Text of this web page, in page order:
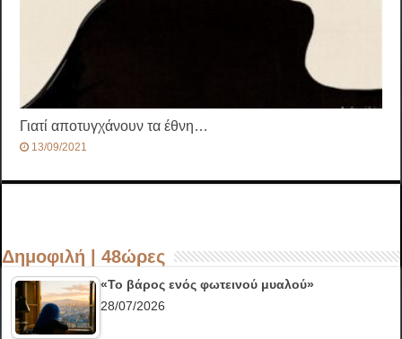
Γιατί αποτυγχάνουν τα έθνη…
13/09/2021
Δημοφιλή | 48ώρες
«Το βάρος ενός φωτεινού μυαλού»
28/07/2026